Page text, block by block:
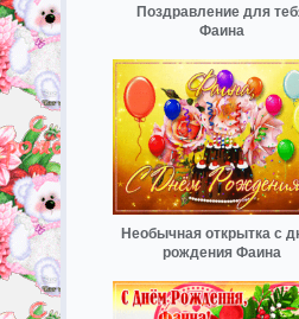
Поздравление для
Фаина
Необычная открытка с
рождения Фаина